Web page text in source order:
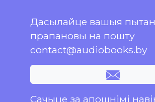
Дасылайце вашыя
прапановы на пошту
contact@audiobooks.by
Сачыце за апошнімі